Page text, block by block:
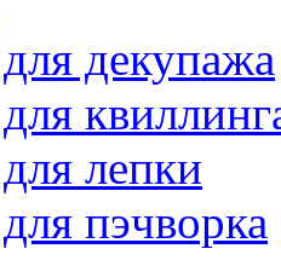
декупажа
лепки
пэчворка